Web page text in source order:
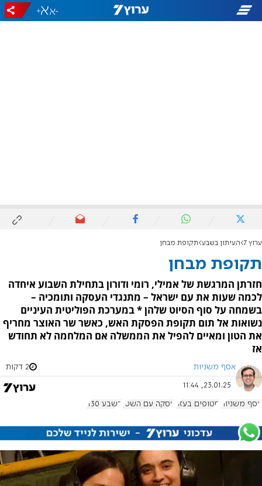
-
+
ערוץ 7 העיתון בשבע תקופת מבחן
תקופת מבחן
חזרתן המרגשת של אמילי, רומי ודורון בתחילת השבוע איחדה
לכמה שעות את עם ישראל – מתנגדי העסקה ותומכיה –
בשמחה על סוף הסיוט שלהן * במערכת הפוליטית העיניים
נשואות אל תום תקופת הפסקת האש, כאשר שר האוצר מחריף
את הטון ומאיים להפיל את הממשלה אם המלחמה לא תחודש
אז
אסף משניות 2 דקות
23.01.25, 11:44
אסף משניות חטופים בעזה עסקה עם השטן בשבע 1130